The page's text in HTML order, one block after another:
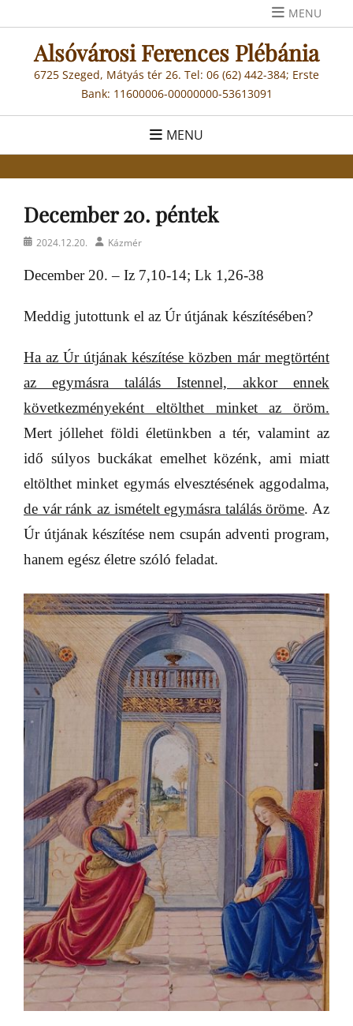
to
content
MENU
Alsóvárosi Ferences Plébánia
6725 Szeged, Mátyás tér 26. Tel: 06 (62) 442-384; Erste
Bank: 11600006-00000000-53613091
MENU
December 20. péntek
Posted2024.12.20. AuthorKázmér
December 20. – Iz 7,10-14; Lk 1,26-38
Meddig jutottunk el az Úr útjának készítésében?
Ha az Úr útjának készítése közben már megtörtént
az egymásra találás Istennel, akkor ennek
következményeként eltölthet minket az öröm.
Mert jóllehet földi életünkben a tér, valamint az
idő súlyos buckákat emelhet közénk, ami miatt
eltölthet minket egymás elvesztésének aggodalma,
de vár ránk az ismételt egymásra találás öröme. Az
Úr útjának készítése nem csupán adventi program,
hanem egész életre szóló feladat.